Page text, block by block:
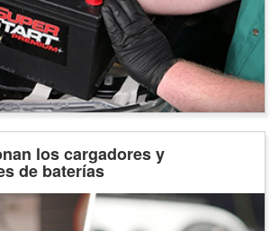
los cargadores y
de baterías